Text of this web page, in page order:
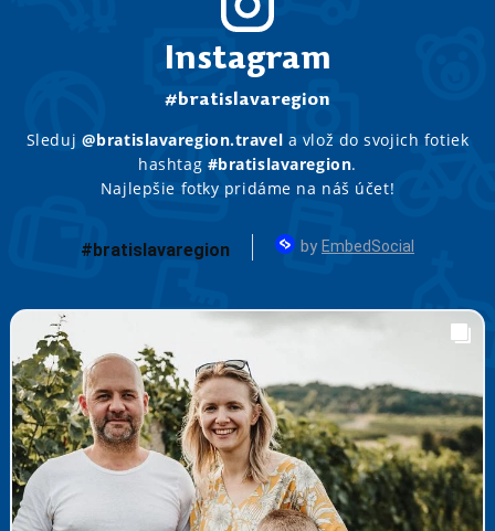
Instagram
#bratislavaregion
Sleduj @bratislavaregion.travel a vlož do svojich fotiek
hashtag #bratislavaregion.
Najlepšie fotky pridáme na náš účet!